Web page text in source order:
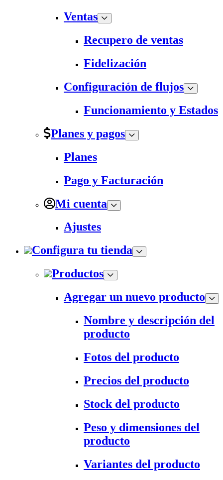
Ventas
Recupero de ventas
Fidelización
Configuración de flujos
Funcionamiento y Estados
Planes y pagos
Planes
Pago y Facturación
Mi cuenta
Ajustes
Configura tu tienda
Productos
Agregar un nuevo producto
Nombre y descripción del
producto
Fotos del producto
Precios del producto
Stock del producto
Peso y dimensiones del
producto
Variantes del producto